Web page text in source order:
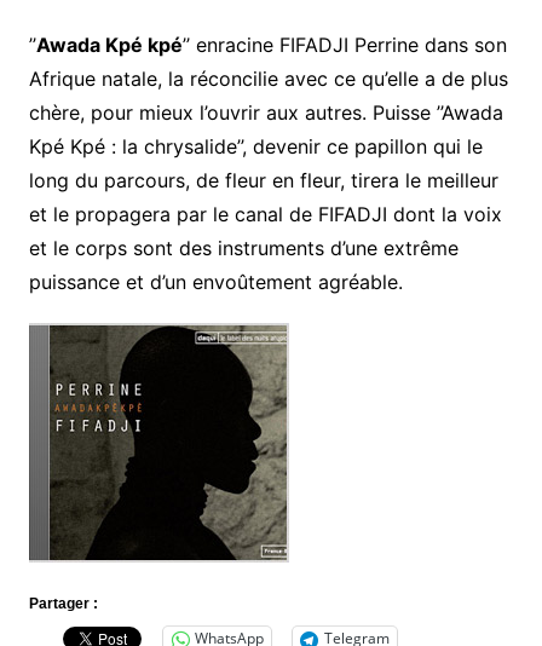
’’Awada Kpé kpé’’ enracine FIFADJI Perrine dans son
Afrique natale, la réconcilie avec ce qu’elle a de plus
chère, pour mieux l’ouvrir aux autres. Puisse ’’Awada
Kpé Kpé : la chrysalide’’, devenir ce papillon qui le
long du parcours, de fleur en fleur, tirera le meilleur
et le propagera par le canal de FIFADJI dont la voix
et le corps sont des instruments d’une extrême
puissance et d’un envoûtement agréable.
Partager :
WhatsApp
Telegram